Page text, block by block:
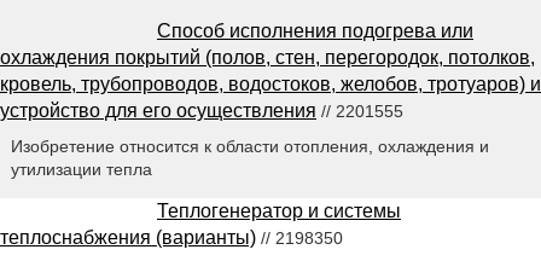
Способ исполнения подогрева или
охлаждения покрытий (полов, стен, перегородок, потолков,
кровель, трубопроводов, водостоков, желобов, тротуаров) и
устройство для его осуществления // 2201555
Изобретение относится к области отопления, охлаждения и
утилизации тепла
Теплогенератор и системы
теплоснабжения (варианты) // 2198350